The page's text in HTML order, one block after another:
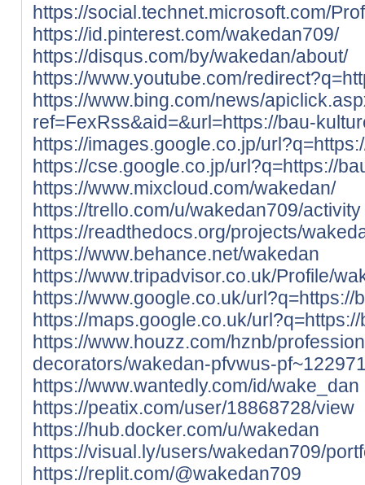
https://social.technet.microsoft.com/
https://id.pinterest.com/wakedan709/
https://disqus.com/by/wakedan/about/
https://www.youtube.com/
https://www.bing.com/news/
ref=FexRss&aid=&url=https://bau-
https://images.google.co.jp/
https://cse.google.co.jp/url?q=https://
https://www.mixcloud.com/wakedan/
https://trello.com/u/wakedan709/activity
https://readthedocs.org/projects/
https://www.behance.net/wakedan
https://www.tripadvisor.co.uk/Profile/
https://www.google.co.uk/url?q=https://
https://maps.google.co.uk/
https://www.houzz.com/hznb/
decorators/wakedan-pfvwus-
https://www.wantedly.com/id/wake_dan
https://peatix.com/user/18868728/view
https://hub.docker.com/u/wakedan
https://visual.ly/users/wakedan709/
https://replit.com/@wakedan709